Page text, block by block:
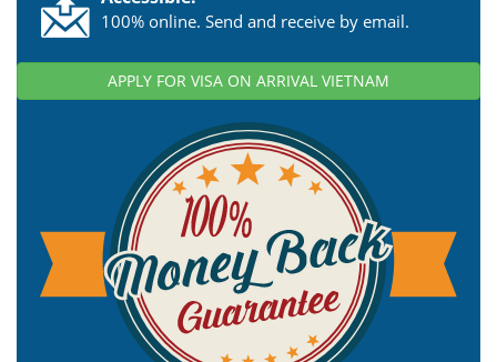
100% online. Send and receive by email.
APPLY FOR VISA ON ARRIVAL VIETNAM